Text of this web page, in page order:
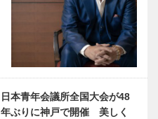
日本青年会議所全国大会が48
年ぶりに神戸で開催 美しく